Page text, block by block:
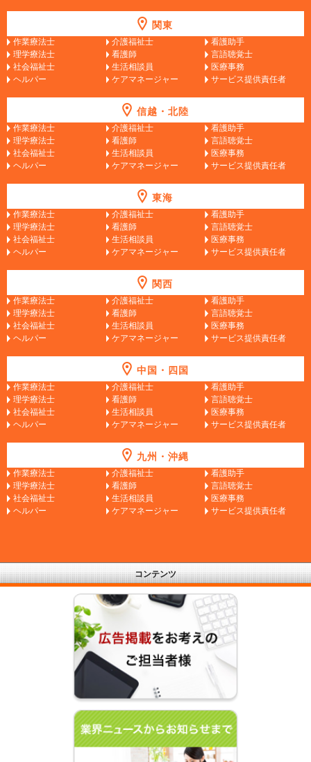
関東
作業療法士 介護福祉士
看護助手
理学療法士
看護師
言語聴覚士
社会福祉士
生活相談員
医療事務
ヘルパー
ケアマネージャー サービス提供責任者
信越・北陸
作業療法士 介護福祉士
看護助手
理学療法士
看護師
言語聴覚士
社会福祉士
生活相談員
医療事務
ヘルパー
ケアマネージャー サービス提供責任者
東海
作業療法士 介護福祉士
看護助手
理学療法士
看護師
言語聴覚士
社会福祉士
生活相談員
医療事務
ヘルパー
ケアマネージャー サービス提供責任者
関西
作業療法士 介護福祉士
看護助手
理学療法士
看護師
言語聴覚士
社会福祉士
生活相談員
医療事務
ヘルパー
ケアマネージャー サービス提供責任者
中国・四国
作業療法士 介護福祉士
看護助手
理学療法士
看護師
言語聴覚士
社会福祉士
生活相談員
医療事務
ヘルパー
ケアマネージャー サービス提供責任者
九州・沖縄
作業療法士 介護福祉士
看護助手
理学療法士
看護師
言語聴覚士
社会福祉士
生活相談員
医療事務
ヘルパー
ケアマネージャー サービス提供責任者
コンテンツ